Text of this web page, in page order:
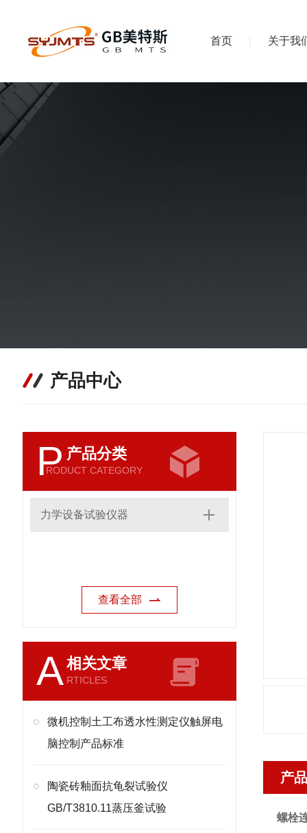
首页 关于我
产品中心
P 产品分类
RODUCT CATEGORY
力学设备试验仪器
查看全部
A相关文章
RTICLES
微机控制土工布透水性测定仪触屏电
脑控制产品标准
陶瓷砖釉面抗龟裂试验仪
GB/T3810.11蒸压釜试验
产
螺栓